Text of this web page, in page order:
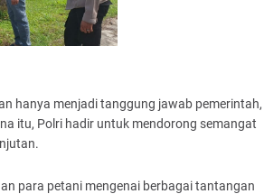
hanya menjadi tanggung jawab pemerintah,
itu, Polri hadir untuk mendorong semangat
para petani mengenai berbagai tantangan